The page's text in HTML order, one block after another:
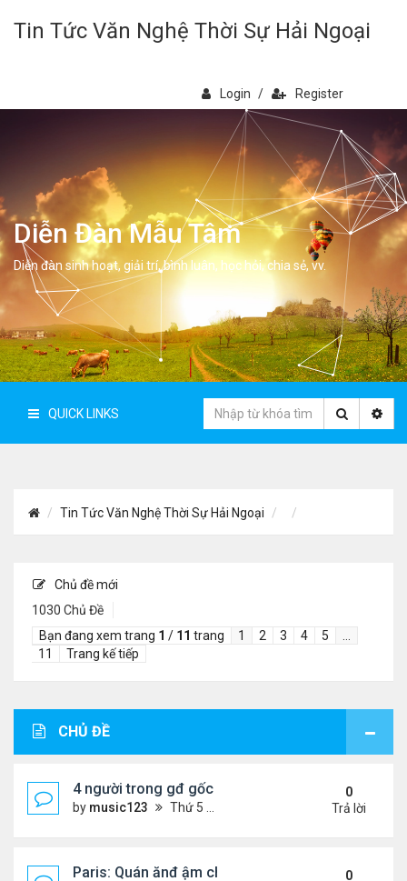
Tin Tức Văn Nghệ Thời Sự Hải Ngoại
Login / Register
Diễn Đàn Mẫu Tâm
Diễn đàn sinh hoạt, giải trí, bình luân, học hỏi, chia sẻ, vv.
QUICK LINKS
Tin Tức Văn Nghệ Thời Sự Hải Ngoại
Chủ đề mới
1030 Chủ Đề
Bạn đang xem trang 1 / 11 trang 1 2 3 4 5
11
Trang kế tiếp
CHỦ ĐỀ
4 người trong gđ gốc Việt thiệt mạng vì tai nạn xe
by music123 Thứ 5 Tháng 8 06, 2026 4:06 pm
0
Trả lời
Paris: Quán ănđ ậm chất Việt đông kín khách chờ
0